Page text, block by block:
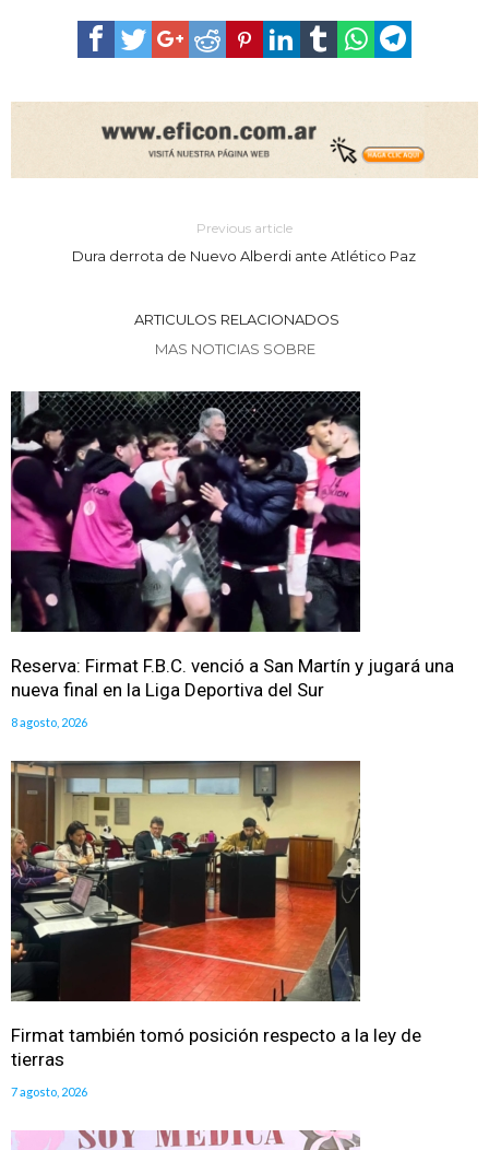
Previous article
Dura derrota de Nuevo Alberdi ante Atlético Paz
ARTICULOS RELACIONADOS
MAS NOTICIAS SOBRE
Reserva: Firmat F.B.C. venció a San Martín y jugará una
nueva final en la Liga Deportiva del Sur
8 agosto, 2026
Firmat también tomó posición respecto a la ley de
tierras
7 agosto, 2026